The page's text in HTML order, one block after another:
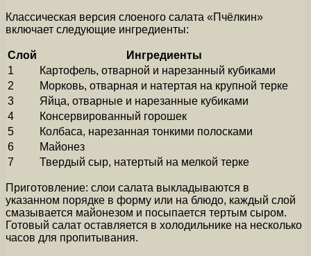
Классическая версия слоеного салата «Пчёлкин»
включает следующие ингредиенты:
Слой
Ингредиенты
1
Картофель, отварной и нарезанный кубиками
2
Морковь, отварная и натертая на крупной терке
3
Яйца, отварные и нарезанные кубиками
4
Консервированный горошек
5
Колбаса, нарезанная тонкими полосками
6
Майонез
7
Твердый сыр, натертый на мелкой терке
Приготовление: слои салата выкладываются в
указанном порядке в форму или на блюдо, каждый слой
смазывается майонезом и посыпается тертым сыром.
Готовый салат оставляется в холодильнике на несколько
часов для пропитывания.